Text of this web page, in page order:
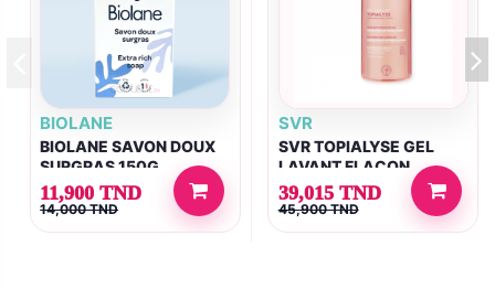
BIOLANE
BIOLANE SAVON DOUX
SURGRAS 150G
11,900 TND
14,000 TND
SVR
SVR TOPIALYSE GEL
LAVANT FLACON
POMPE 1L
39,015 TND
45,900 TND